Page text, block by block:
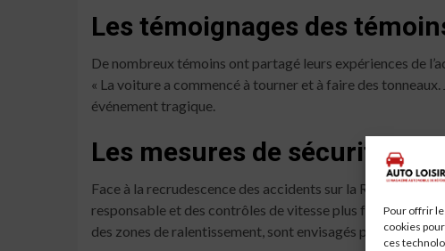
Pour offrir
cookies
ces
Les témoignages des
De nombreux témoins ont partagé leurs expériences de
« La voiture a commencé à tourner et à faire des
événement tragique.
Les mesures de sécurité
Face à la recrudescence des accidents sur la RN165, les
responsable et des contrôles de vitesse plus fréquents
des zones de ralentissement, sont envisagés pour